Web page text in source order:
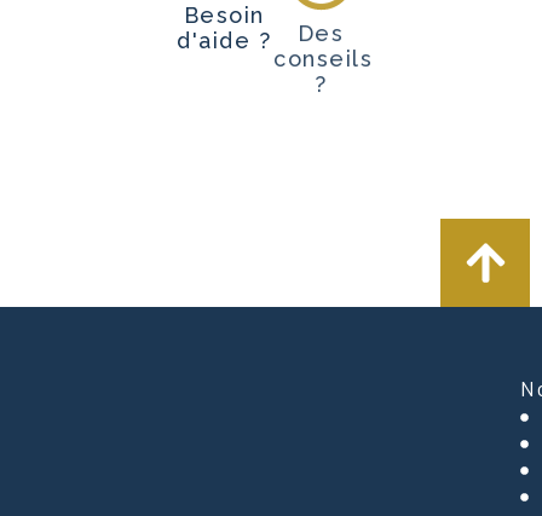
Besoin
d'aide ?
Des
conseils
?